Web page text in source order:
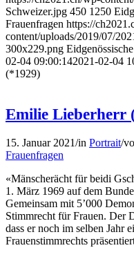
Schweizer.jpg 450 1250
Frauenfragen https://
content/uploads/2019/07/
300x229.png
02-04 09:00:142021-02-04
(*1929)
Emilie Lieberherr
15. Januar 2021/in Portrait/
Frauenfragen
«Mänscherächt für beidi
1. März 1969 auf dem
Gemeinsam mit 5’000
Stimmrecht für Frauen. Der
dass er noch im selben Jahr
Frauenstimmrechts